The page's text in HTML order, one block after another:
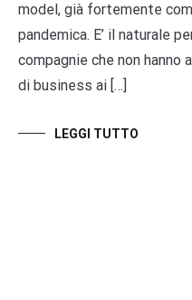
model, già fortemente
pandemica. E’ il naturale
compagnie che non
di business ai […]
LEGGI TUTTO